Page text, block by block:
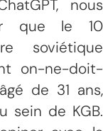
nous
que le 10
soviétique
on-ne-doit-
de 31 ans,
sein de KGB.